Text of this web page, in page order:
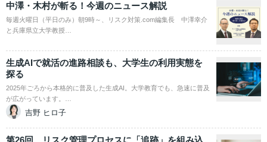
中澤・木村が斬る！今週のニュース解説
毎週火曜日（平日のみ）朝9時～、リスク対策.com編集長 中澤幸介
と兵庫県立大学教授…
生成AIで就活の進路相談も、大学生の利用実態を
探る
2025年ごろから本格的に普及した生成AI。大学教育でも、急速に普及
が広がっています。…
吉野 ヒロ子
第26回 リスク管理プロセスに「追跡」を組み込